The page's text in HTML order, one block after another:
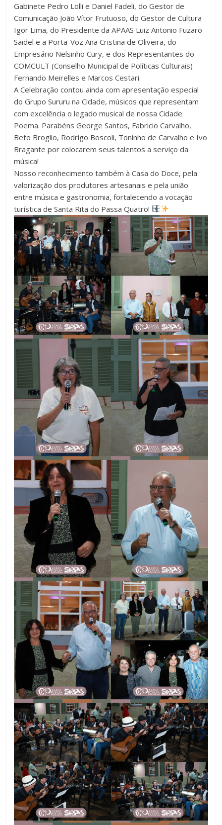
Gabinete Pedro Lolli e Daniel Fadeli, do Gestor de
Comunicação João Vítor Frutuoso, do Gestor de Cultura
Igor Lima, do Presidente da APAAS Luiz Antonio Fuzaro
Saidel e a Porta-Voz Ana Cristina de Oliveira, do
Empresário Nelsinho Cury, e dos Representantes do
COMCULT (Conselho Municipal de Políticas Culturais)
Fernando Meirelles e Marcos Cestari.
A Celebração contou ainda com apresentação especial
do Grupo Sururu na Cidade, músicos que representam
com excelência o legado musical de nossa Cidade
Poema. Parabéns George Santos, Fabricio Carvalho,
Beto Broglio, Rodrigo Boscoli, Toninho de Carvalho e Ivo
Bragante por colocarem seus talentos a serviço da
música!
Nosso reconhecimento também à Casa do Doce, pela
valorização dos produtores artesanais e pela união
entre música e gastronomia, fortalecendo a vocação
turística de Santa Rita do Passa Quatro!